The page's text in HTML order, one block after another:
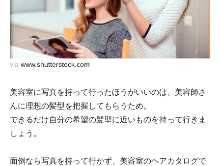
via www.shutterstock.com
美容室に写真を持って行ったほうがいいのは、美容師さ
んに理想の髪型を把握してもらうため。
できるだけ自分の希望の髪型に近いものを持って行きま
しょう。
面倒なら写真を持って行かず、美容室のヘアカタログで